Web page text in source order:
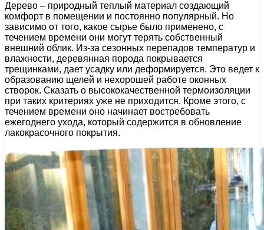
Дерево – природный теплый материал создающий
комфорт в помещении и постоянно популярный. Но
зависимо от того, какое сырье было применено, с
течением времени они могут терять собственный
внешний облик. Из-за сезонных перепадов температур и
влажности, деревянная порода покрывается
трещинками, дает усадку или деформируется. Это ведет к
образованию щелей и нехорошей работе оконных
створок. Сказать о высококачественной термоизоляции
при таких критериях уже не приходится. Кроме этого, с
течением времени оно начинает востребовать
ежегоднего ухода, который содержится в обновление
лакокрасочного покрытия.